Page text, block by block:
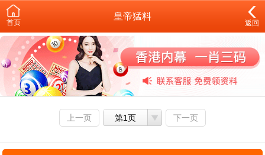
首页
皇帝猛料
返回
上一页 第1页 下一页